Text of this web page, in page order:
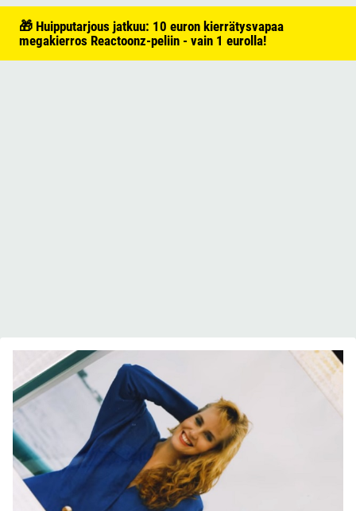
🎁 Huipputarjous jatkuu: 10 euron kierrätysvapaa
megakierros Reactoonz-peliin - vain 1 eurolla!